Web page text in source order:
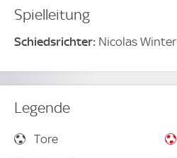
Spielleitung
Schiedsrichter: Nicolas Winter
Legende
Tore